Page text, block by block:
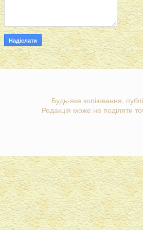
Будь-яке копіювання,
Редакція може не поділяти